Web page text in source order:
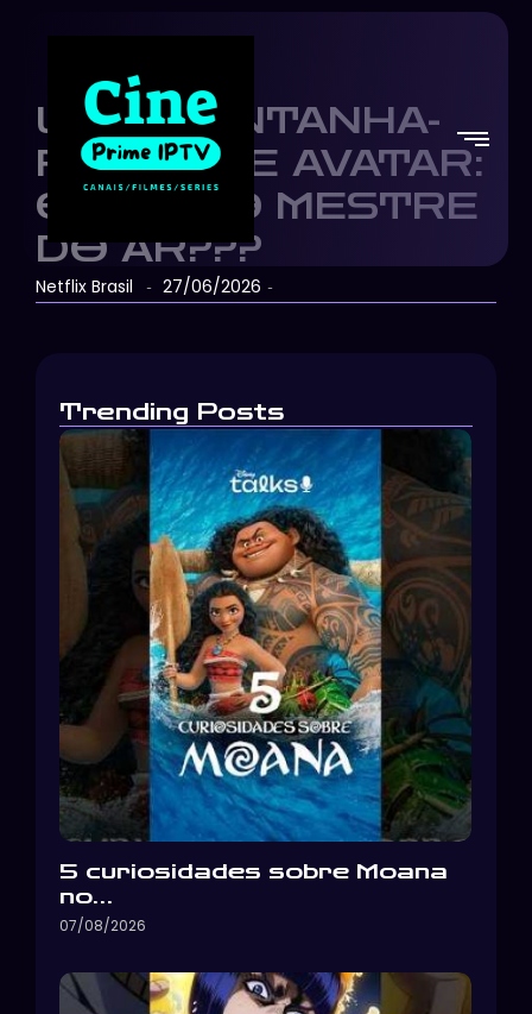
UMA MONTANHA-
RUSSA DE AVATAR:
O ÚLTIMO MESTRE
DO AR???
Netflix Brasil - 27/06/2026 -
Trending Posts
5 curiosidades sobre Moana
no…
07/08/2026